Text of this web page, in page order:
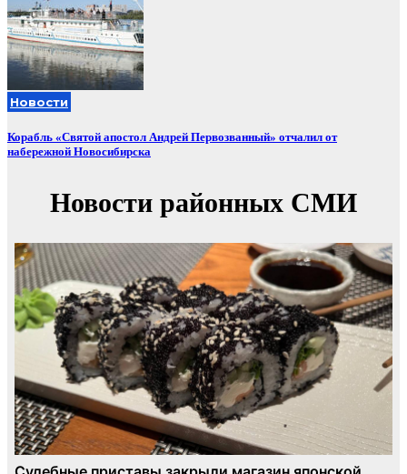
Новости
Корабль «Святой апостол Андрей Первозванный» отчалил от
набережной Новосибирска